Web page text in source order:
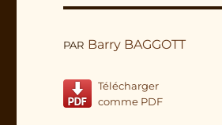
PAR Barry BAGGOTT
Télécharger
comme PDF